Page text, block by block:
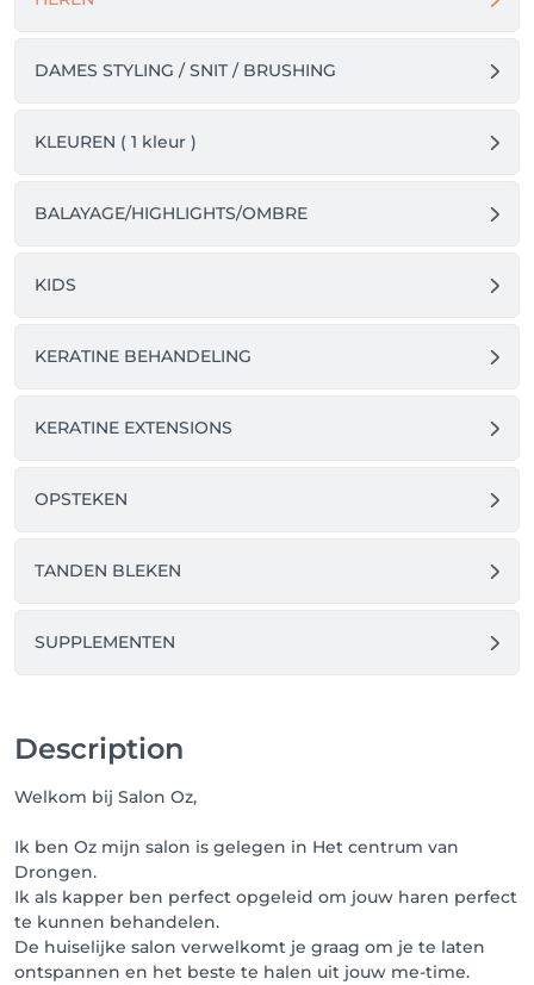
worden uitgevoerd en wordt het volledige bedrag
Email : Salonoz@hotmail.com
Vriendelijke groeten en tot binnenkort
DAMES STYLING / SNIT / BRUSHING
KLEUREN ( 1 kleur )
BALAYAGE/HIGHLIGHTS/OMBRE
KIDS
KERATINE BEHANDELING
KERATINE EXTENSIONS
OPSTEKEN
TANDEN BLEKEN
SUPPLEMENTEN
Description
Welkom bij Salon Oz,
Ik ben Oz mijn salon is gelegen in Het centrum van
Drongen.
Ik als kapper ben perfect opgeleid om jouw haren perfect
te kunnen behandelen.
De huiselijke salon verwelkomt je graag om je te laten
ontspannen en het beste te halen uit jouw me-time.